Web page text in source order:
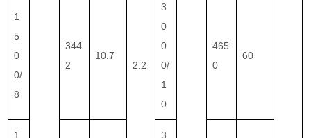
2.2
1
5
0
0/
8
344
2
10.7
3
0
0
0/
1
0
465
0
60
1 3